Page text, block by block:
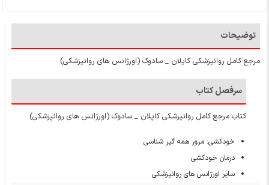
توضیحات
مرجع کامل روانپزشکی کاپلان _ سادوک (اورژانس های روانپزشکی)
سرفصل کتاب
کتاب مرجع کامل روانپزشکی کاپلان _ سادوک (اورژانس های روانپزشکی)
خودکشی: مرور همه گیر شناسی
درمان خودکشی
سایر اورژانس های روانپزشکی